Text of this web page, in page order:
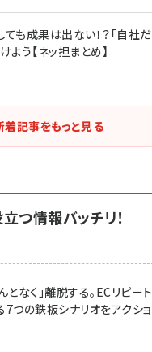
も成果は出ない！？「自社だ
よう【ネッ担まとめ】
着記事をもっと見る
つ情報バッチリ！
なく」離脱する。ECリピート
つの鉄板シナリオをアクショ